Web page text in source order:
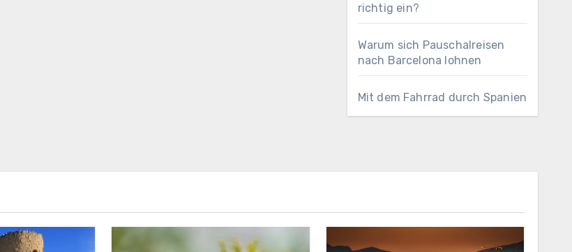
richtig ein?
Warum sich Pauschalreisen
nach Barcelona lohnen
Mit dem Fahrrad durch Spanien